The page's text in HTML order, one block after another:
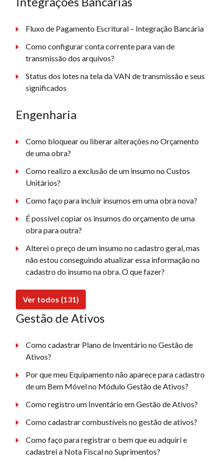
Fluxo de Pagamento Escritural – Integração Bancária
Como configurar conta corrente para van de
transmissão dos arquivos?
Status dos lotes na tela da VAN de transmissão e seus
significados
Engenharia
Como bloquear ou liberar alterações no Orçamento
de uma obra?
Como realizo a exclusão de um insumo no Custos
Unitários?
Como faço para incluir insumos em uma obra nova?
É possível copiar os insumos do orçamento de uma
obra para outra?
Alterei o preço de um insumo no cadastro geral, mas
não estou conseguindo atualizar essa informação no
cadastro do insumo na obra. O que fazer?
Ver todos (131)
Gestão de Ativos
Como cadastrar Plano de Inventário no Gestão de
Ativos?
Por que meu Equipamento não aparece para cadastro
de um Bem Móvel no Módulo Gestão de Ativos?
Como registro um Inventário em Gestão de Ativos?
Como cadastrar combustíveis no gestão de ativos?
Como faço para registrar o bem que eu adquiri e
cadastrei a Nota Fiscal no Suprimentos?